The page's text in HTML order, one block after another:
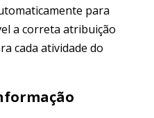
para
a correta atribuição
cada atividade do